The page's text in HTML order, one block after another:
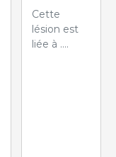
Cette
lésion est
liée à ....